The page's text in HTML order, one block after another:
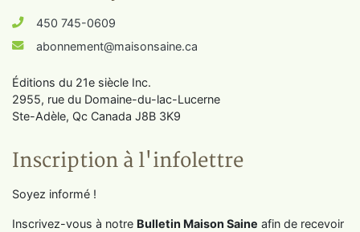
450 745-0609
abonnement@maisonsaine.ca
Éditions du 21e siècle Inc.
2955, rue du Domaine-du-lac-Lucerne
Ste-Adèle, Qc Canada J8B 3K9
Inscription à l'infolettre
Soyez informé !
Inscrivez-vous à notre Bulletin Maison Saine afin de recevoir